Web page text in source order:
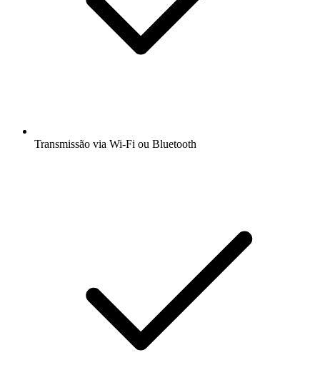
Transmissão via Wi-Fi ou Bluetooth